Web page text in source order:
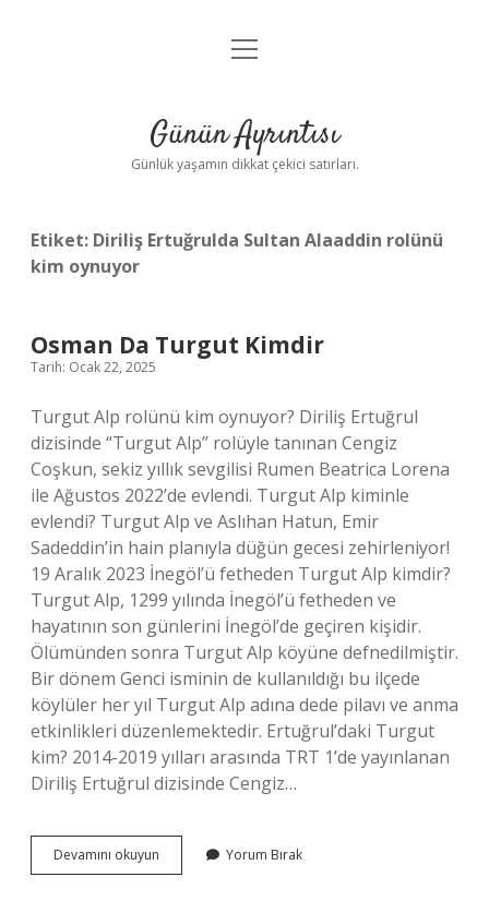
Anasayfa
Yasal Uyarı
menüyü
Günün Ayrıntısı
Günlük yaşamın dikkat çekici satırları.
Etiket: Diriliş Ertuğrulda Sultan Alaaddin rolünü
kim oynuyor
Osman Da Turgut Kimdir
Tarih: Ocak 22, 2025
Turgut Alp rolünü kim oynuyor? Diriliş Ertuğrul
dizisinde “Turgut Alp” rolüyle tanınan Cengiz
Coşkun, sekiz yıllık sevgilisi Rumen Beatrica Lorena
ile Ağustos 2022’de evlendi. Turgut Alp kiminle
evlendi? Turgut Alp ve Aslıhan Hatun, Emir
Sadeddin’in hain planıyla düğün gecesi zehirleniyor!
19 Aralık 2023 İnegöl’ü fetheden Turgut Alp kimdir?
Turgut Alp, 1299 yılında İnegöl’ü fetheden ve
hayatının son günlerini İnegöl’de geçiren kişidir.
Ölümünden sonra Turgut Alp köyüne defnedilmiştir.
Bir dönem Genci isminin de kullanıldığı bu ilçede
köylüler her yıl Turgut Alp adına dede pilavı ve anma
etkinlikleri düzenlemektedir. Ertuğrul’daki Turgut
kim? 2014-2019 yılları arasında TRT 1’de yayınlanan
Diriliş Ertuğrul dizisinde Cengiz…
Devamını okuyun
Da
Yorum Bırak